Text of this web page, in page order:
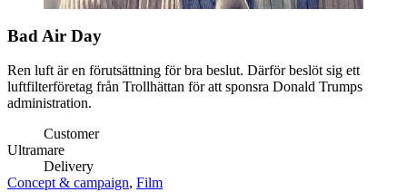
Bad Air Day
Ren luft är en förutsättning för bra beslut. Därför beslöt sig ett
luftfilterföretag från Trollhättan för att sponsra Donald Trumps
administration.
Customer
Ultramare
Delivery
Concept & campaign, Film